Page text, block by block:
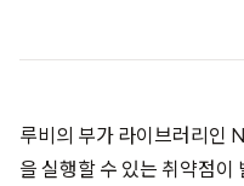
루비의 부가 라이브러리인
을 실행할 수 있는 취약점